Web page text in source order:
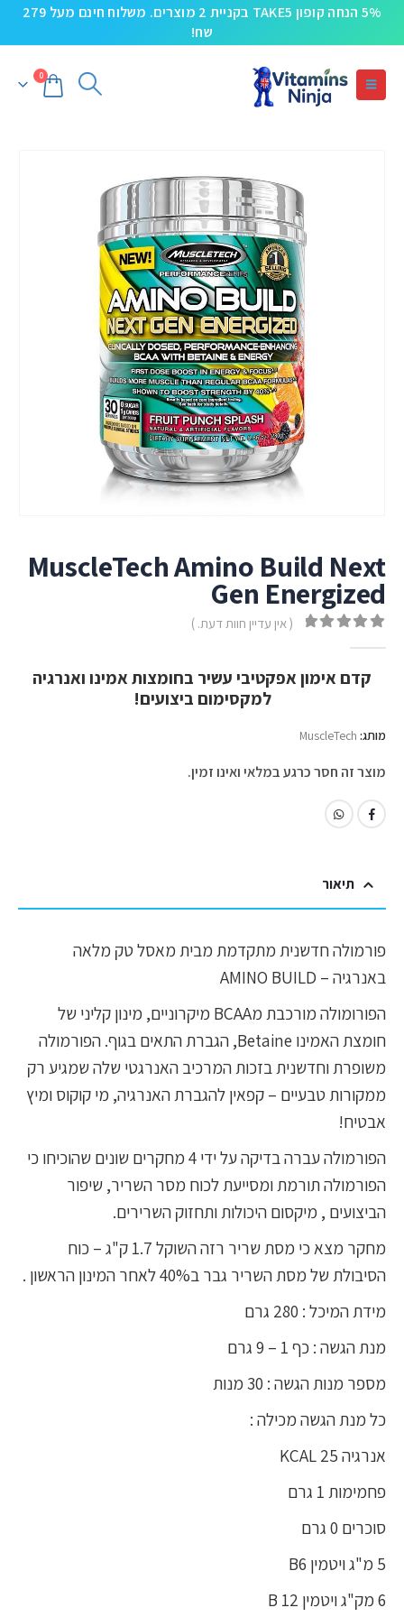
5% הנחה קופון TAKE5 בקניית 2 מוצרים. משלוח חינם מעל 279
שח!
0
MuscleTech Amino Build Next
Gen Energized
( אין עדיין חוות דעת. )
קדם אימון אפקטיבי עשיר בחומצות אמינו ואנרגיה
למקסימום ביצועים!
מותג: MuscleTech
מוצר זה חסר כרגע במלאי ואינו זמין.
תיאור
פורמולה חדשנית מתקדמת מבית מאסל טק מלאה
באנרגיה – AMINO BUILD
הפורומולה מורכבת מBCAA מיקרוניים, מינון קליני של
חומצת האמינו Betaine, הגברת התאים בגוף. הפורמולה
משופרת וחדשנית בזכות המרכיב האנרגטי שלה שמגיע רק
ממקורות טבעיים – קפאין להגברת האנרגיה, מי קוקוס ומיץ
אבטיח!
הפורמולה עברה בדיקה על ידי 4 מחקרים שונים שהוכיחו כי
הפורמולה תורמת ומסייעת לכוח מסר השריר, שיפור
הביצועים , מיקסום היכולות ותחזוק השרירים.
מחקר מצא כי מסת שריר רזה השוקל 1.7 ק"ג – כוח
הסיבולת של מסת השריר גבר ב40% לאחר המינון הראשון .
מידת המיכל : 280 גרם
מנת הגשה : כף 1 – 9 גרם
מספר מנות הגשה : 30 מנות
כל מנת הגשה מכילה :
אנרגיה 25 KCAL
פחמימות 1 גרם
סוכרים 0 גרם
5 מ"ג ויטמין B6
6 מק"ג ויטמין B 12